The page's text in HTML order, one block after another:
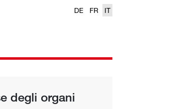
DE FR IT
degli organi